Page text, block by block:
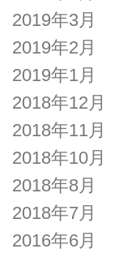
2019年3月
2019年2月
2019年1月
2018年12月
2018年11月
2018年10月
2018年8月
2018年7月
2016年6月